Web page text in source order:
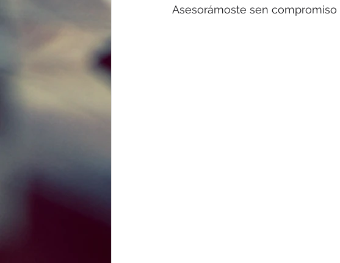
Asesorámoste sen